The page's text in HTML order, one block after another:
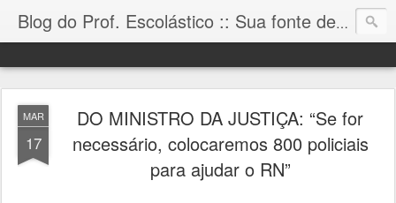
Blog do Prof. Escolástico :: Sua fonte de informação!
MAR
17
DO MINISTRO DA JUSTIÇA: “Se for
necessário, colocaremos 800 policiais
para ajudar o RN”